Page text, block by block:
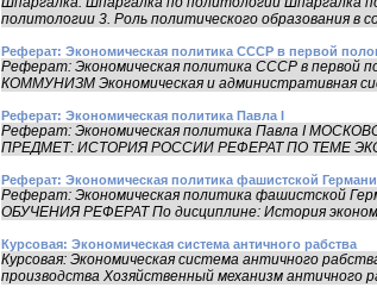
политологии 3. Роль политического образования в
Реферат: Экономическая политика СССР в первой
Реферат: Экономическая политика СССР в первой
КОММУНИЗМ Экономическая и административная
Реферат: Экономическая политика Павла I
Реферат: Экономическая политика Павла I
ПРЕДМЕТ: ИСТОРИЯ РОССИИ РЕФЕРАТ ПО ТЕМЕ
Реферат: Экономическая политика фашистской
Реферат: Экономическая политика фашистской
ОБУЧЕНИЯ РЕФЕРАТ По дисциплине: История
Курсовая: Экономическая система античного рабства
Курсовая: Экономическая система античного
производства Хозяйственный механизм античного